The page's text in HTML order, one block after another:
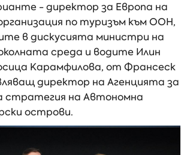
- директор за Европа на
по туризъм към ООН,
в дискусията министри на
среда и водите Илин
Карамфилова, от Франсеск
директор на Агенцията за
стратегия на Автономна
острови.